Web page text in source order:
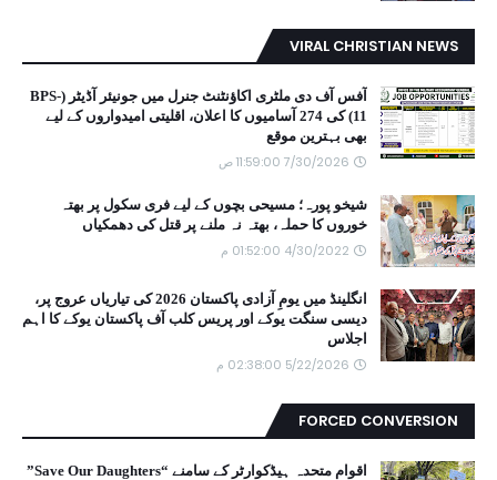
VIRAL CHRISTIAN NEWS
آفس آف دی ملٹری اکاؤنٹنٹ جنرل میں جونیئر آڈیٹر (BPS-
11) کی 274 آسامیوں کا اعلان، اقلیتی امیدواروں کے لیے
بھی بہترین موقع
7/30/2026 11:59:00 ص
شیخو پورہ؛ مسیحی بچوں کے لیے فری سکول پر بھتہ
خوروں کا حملہ، بھتہ نہ ملنے پر قتل کی دھمکیاں
4/30/2022 01:52:00 م
انگلینڈ میں یومِ آزادی پاکستان 2026 کی تیاریاں عروج پر،
دیسی سنگت یوکے اور پریس کلب آف پاکستان یوکے کا اہم
اجلاس
5/22/2026 02:38:00 م
FORCED CONVERSION
اقوام متحدہ ہیڈکوارٹر کے سامنے “Save Our Daughters”